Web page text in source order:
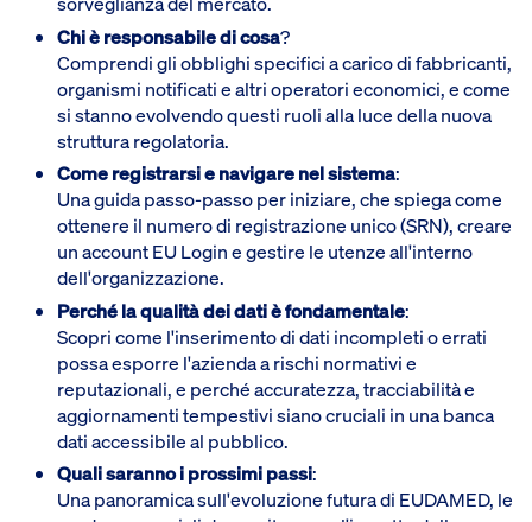
Chi è responsabile di cosa?
Comprendi gli obblighi specifici a carico di fabbricanti,
organismi notificati e altri operatori economici, e come
si stanno evolvendo questi ruoli alla luce della nuova
struttura regolatoria.
Come registrarsi e navigare nel sistema:
Una guida passo-passo per iniziare, che spiega come
ottenere il numero di registrazione unico (SRN), creare
un account EU Login e gestire le utenze all'interno
dell'organizzazione.
Perché la qualità dei dati è fondamentale:
Scopri come l'inserimento di dati incompleti o errati
possa esporre l'azienda a rischi normativi e
reputazionali, e perché accuratezza, tracciabilità e
aggiornamenti tempestivi siano cruciali in una banca
dati accessibile al pubblico.
Quali saranno i prossimi passi:
Una panoramica sull'evoluzione futura di EUDAMED, le